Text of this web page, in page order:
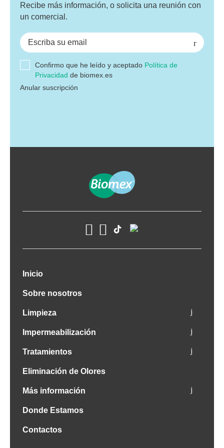
Inicio
Sobre nosotros
Limpieza
Impermeabilización
Tratamientos
Eliminación de Olores
Más información
Donde Estamos
Contactos
Recibe más información, o solicita una reunión con
un comercial.
Confirmo que he leído y aceptado Política de
Privacidad de biomex.es
Anular suscripción